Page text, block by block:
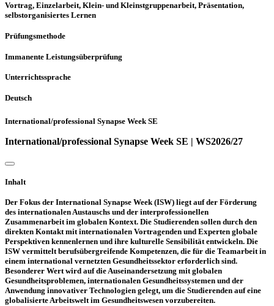
Vortrag, Einzelarbeit, Klein- und Kleinstgruppenarbeit, Präsentation,
selbstorganisiertes Lernen
Prüfungsmethode
Immanente Leistungsüberprüfung
Unterrichtssprache
Deutsch
International/professional Synapse Week SE
International/professional Synapse Week SE | WS2026/27
Inhalt
Der Fokus der International Synapse Week (ISW) liegt auf der Förderung
des internationalen Austauschs und der interprofessionellen
Zusammenarbeit im globalen Kontext. Die Studierenden sollen durch den
direkten Kontakt mit internationalen Vortragenden und Experten globale
Perspektiven kennenlernen und ihre kulturelle Sensibilität entwickeln. Die
ISW vermittelt berufsübergreifende Kompetenzen, die für die Teamarbeit in
einem international vernetzten Gesundheitssektor erforderlich sind.
Besonderer Wert wird auf die Auseinandersetzung mit globalen
Gesundheitsproblemen, internationalen Gesundheitssystemen und der
Anwendung innovativer Technologien gelegt, um die Studierenden auf eine
globalisierte Arbeitswelt im Gesundheitswesen vorzubereiten.